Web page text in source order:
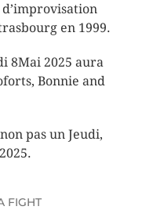
en 1999.
8Mai 2025 aura
Bonnie and
pas un Jeudi,
FIGHT